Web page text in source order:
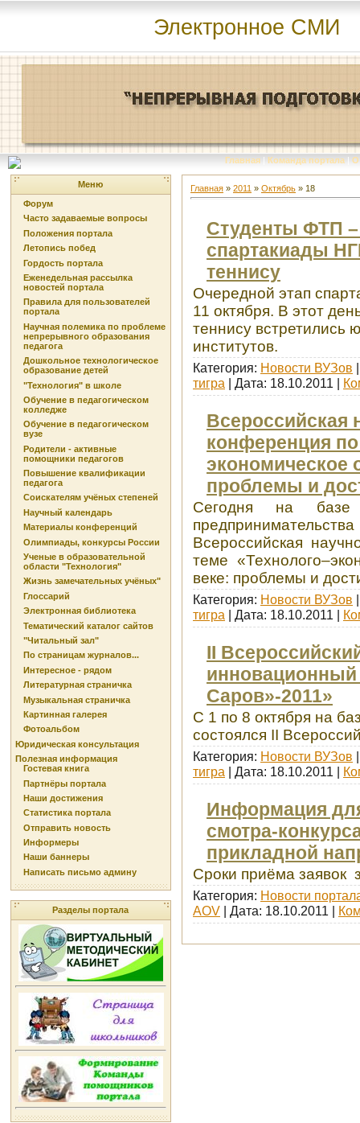
Электронное СМИ
Главная | Команда портала | О
Меню
Форум
Часто задаваемые вопросы
Положения портала
Летопись побед
Гордость портала
Еженедельная рассылка
новостей портала
Правила для пользователей
портала
Научная полемика по проблеме
непрерывного образования
педагога
Дошкольное технологическое
образование детей
"Технология" в школе
Обучение в педагогическом
колледже
Обучение в педагогическом
вузе
Родители - активные
помощники педагогов
Повышение квалификации
педагога
Соискателям учёных степеней
Научный календарь
Материалы конференций
Олимпиады, конкурсы России
Ученые в образовательной
области "Технология"
Жизнь замечательных учёных"
Глоссарий
Электронная библиотека
Тематический каталог сайтов
"Читальный зал"
По страницам журналов...
Интересное - рядом
Литературная страничка
Музыкальная страничка
Картинная галерея
Фотоальбом
Юридическая консультация
Полезная информация
Гостевая книга
Партнёры портала
Наши достижения
Статистика портала
Отправить новость
Информеры
Наши баннеры
Написать письмо админу
Разделы портала
Главная » 2011 » Октябрь » 18
Студенты ФТП
спартакиады
теннису
Очередной этап
11 октября. В этот
теннису встретились
институтов.
Категория: Новости ВУЗов
тигра | Дата: 18.10.2011
Всероссийская
конференция
экономическое
проблемы и
Сегодня на базе
Всероссийская
теме
веке: проблемы и
Категория: Новости ВУЗов
тигра | Дата: 18.10.2011
II
инновационный
Саров»-2011»
С 1 по 8 октября на
состоялся II
Категория: Новости ВУЗов
тигра | Дата: 18.10.2011
Информация
смотра-
прикладной
Сроки приёма заявок
Категория: Новости
AOV | Дата: 18.10.2011